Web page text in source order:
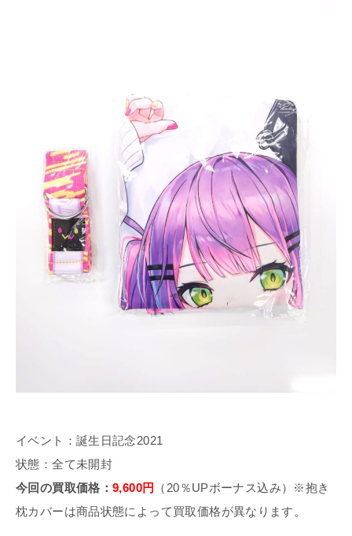
イベント：誕生日記念2021
状態：全て未開封
今回の買取価格：9,600円
（20％UPボーナス込み）※抱き
枕カバーは商品状態によって買取価格が異なります。